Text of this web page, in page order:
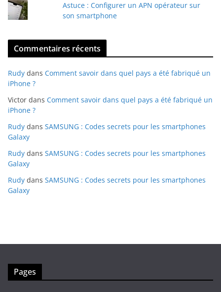
Astuce : Configurer un APN opérateur sur
son smartphone
Commentaires récents
Rudy dans Comment savoir dans quel pays a été fabriqué un
iPhone ?
Victor dans Comment savoir dans quel pays a été fabriqué un
iPhone ?
Rudy dans SAMSUNG : Codes secrets pour les smartphones
Galaxy
Rudy dans SAMSUNG : Codes secrets pour les smartphones
Galaxy
Rudy dans SAMSUNG : Codes secrets pour les smartphones
Galaxy
Pages